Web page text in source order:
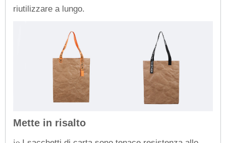
riutilizzare a lungo.
Mette in risalto